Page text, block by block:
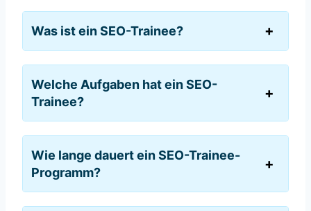
Was ist ein SEO-Trainee?
Welche Aufgaben hat ein SEO-
Trainee?
Wie lange dauert ein SEO-Trainee-
Programm?